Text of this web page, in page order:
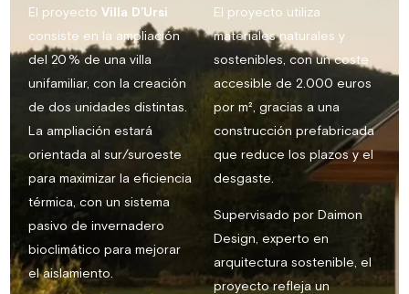
El proyectoVilla D’Ursi
consiste en la ampliación
del 20 % de una villa
unifamiliar, con la creación
de dos unidades distintas.
La ampliación estará
orientada al sur/suroeste
para maximizar la eficiencia
térmica, con un sistema
pasivo de invernadero
bioclimático para mejorar
el aislamiento.
El proyecto utiliza
materiales naturales y
sostenibles, con un coste
accesible de 2.000 euros
por m², gracias a una
construcción prefabricada
que reduce los plazos y el
desgaste.
Supervisado por Daimon
Design, experto en
arquitectura sostenible, el
proyecto refleja un